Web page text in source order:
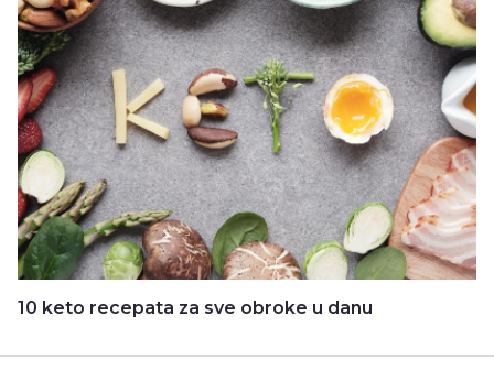
10 keto recepata za sve obroke u danu